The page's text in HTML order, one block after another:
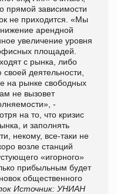
прямой зависимости
не приходится. «Мы
арендной
увеличение уровня
площадей.
с рынка, либо
деятельности,
на рынке свободных
не вызовет
-
на то, что кризис
и заполнять
некому, все-таки не
возле станций
«игорного»
прибыльным будет
общественного
Источник: УНИАН